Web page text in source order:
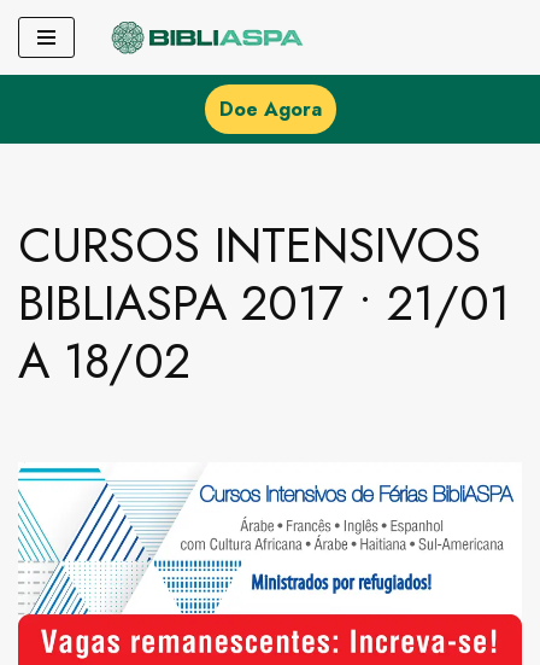
Pular
o
Doe Agora
CURSOS INTENSIVOS
BIBLIASPA 2017 • 21/01
A 18/02